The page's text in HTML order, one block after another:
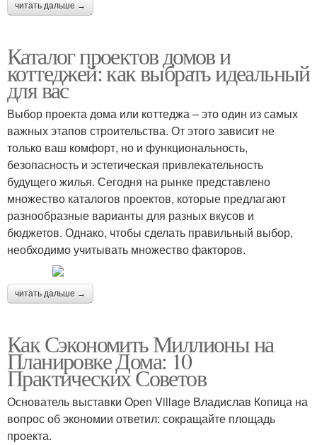
читать дальше →
Каталог проектов домов и
коттеджей: как выбрать идеальный
для вас
Выбор проекта дома или коттеджа – это один из самых
важных этапов строительства. От этого зависит не
только ваш комфорт, но и функциональность,
безопасность и эстетическая привлекательность
будущего жилья. Сегодня на рынке представлено
множество каталогов проектов, которые предлагают
разнообразные варианты для разных вкусов и
бюджетов. Однако, чтобы сделать правильный выбор,
необходимо учитывать множество факторов.
читать дальше →
Как Сэкономить Миллионы на
Планировке Дома: 10
Практических Советов
Основатель выставки Open Village Владислав Копица на
вопрос об экономии ответил: сокращайте площадь
проекта.